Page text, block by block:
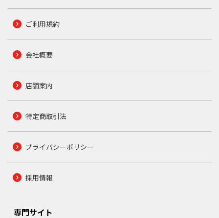
ご利用規約
会社概要
店舗案内
特定商取引法
プライバシーポリシー
採用情報
専門サイト